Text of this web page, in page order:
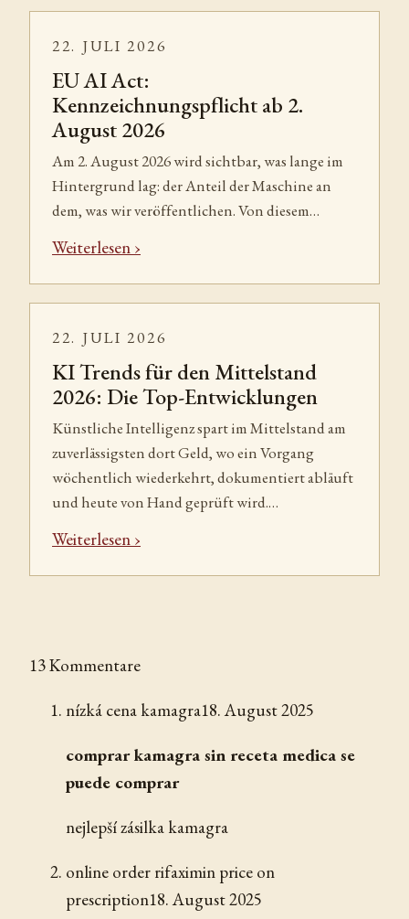
22. JULI 2026
EU AI Act:
Kennzeichnungspflicht ab 2.
August 2026
Am 2. August 2026 wird sichtbar, was lange im
Hintergrund lag: der Anteil der Maschine an
dem, was wir veröffentlichen. Von diesem…
Weiterlesen
22. JULI 2026
KI Trends für den Mittelstand
2026: Die Top-Entwicklungen
Künstliche Intelligenz spart im Mittelstand am
zuverlässigsten dort Geld, wo ein Vorgang
wöchentlich wiederkehrt, dokumentiert abläuft
und heute von Hand geprüft wird.…
Weiterlesen
13 Kommentare
nízká cena kamagra18. August 2025
comprar kamagra sin receta medica se
puede comprar
nejlepší zásilka kamagra
online order rifaximin price on
prescription18. August 2025